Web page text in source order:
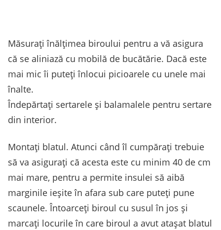
Măsurați înălțimea biroului pentru a vă asigura
că se aliniază cu mobilă de bucătărie. Dacă este
mai mic îi puteți înlocui picioarele cu unele mai
înalte.
Îndepărtați sertarele și balamalele pentru sertare
din interior.
Montați blatul. Atunci când îl cumpărați trebuie
să va asigurați că acesta este cu minim 40 de cm
mai mare, pentru a permite insulei să aibă
marginile ieșite în afara sub care puteți pune
scaunele. Întoarceți biroul cu susul în jos și
marcați locurile în care biroul a avut atașat blatul